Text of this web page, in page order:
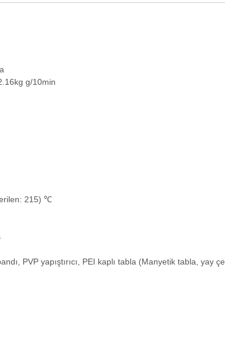
g/10min
215) ℃
PVP yapıştırıcı, PEI kaplı tabla (Manyetik tabla, yay